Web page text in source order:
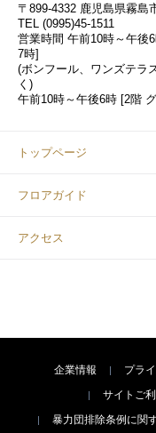
〒899-4332 鹿児島県霧島
TEL (0995)45-1511
営業時間 午前10時～午後
7時]
(ボンフール、ワンズテラ
く)
午前10時～午後6時 [2階
トップページ
フロアガイド
アクセス
企業情報 プラ
サイトご
暴力団排除条例に関